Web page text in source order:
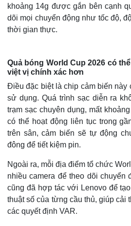
khoảng 14g được gắn bên cạnh
dõi mọi chuyển động như tốc độ,
thời gian thực.
Quả bóng World Cup 2026 có
việt vị chính xác hơn
Điều đặc biệt là chip cảm biến
sử dụng. Quá trình sạc diễn ra
trạm sạc chuyên dụng, mất
có thể hoạt động liên tục trong
trên sân, cảm biến sẽ tự động
đông để tiết kiệm pin.
Ngoài ra, mỗi địa điểm tổ chức
nhiều camera để theo dõi chuyển
cũng đã hợp tác với Lenovo để
thuật số của từng cầu thủ, giúp cải
các quyết định VAR.